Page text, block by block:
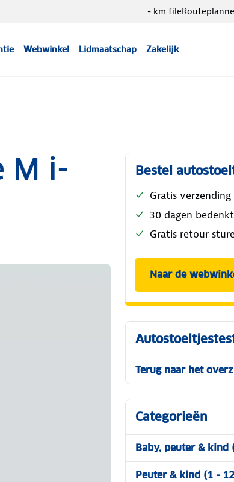
Webwinkel Lidmaatschap Zakelijk
- km file
M i-
Bestel
Gratis verzending
30 dagen
Gratis retour
Naar de
Terug naar het
Categorieën
Baby, peuter & kind
Peuter & kind (1 -